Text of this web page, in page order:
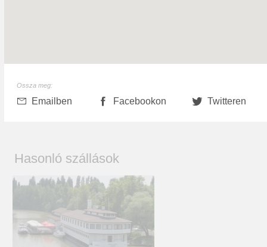
Ossza meg:
Emailben Facebookon Twitteren
Hasonló szállások